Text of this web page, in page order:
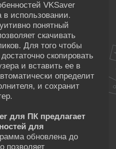
VKSaver
в использовании.
понятный
скачивать
Для того чтобы
скопировать
и вставить ее в
определит
и сохранит
для ПК предлагает
для
обновлена до
позволяет